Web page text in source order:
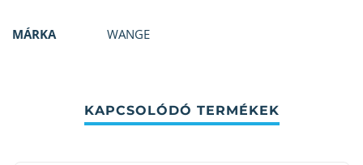
MÁRKA WANGE
KAPCSOLÓDÓ TERMÉKEK